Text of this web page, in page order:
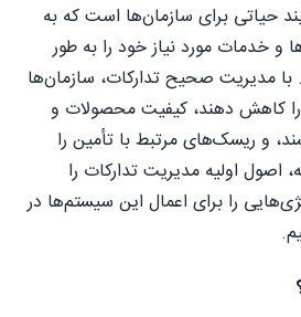
حیاتی برای سازمان‌ها است که به
و خدمات مورد نیاز خود را به طور
با مدیریت صحیح تدارکات، سازمان‌ها
را کاهش دهند، کیفیت محصولات و
و ریسک‌های مرتبط با تأمین را
اصول اولیه مدیریت تدارکات را
را برای اعمال این سیستم‌ها در